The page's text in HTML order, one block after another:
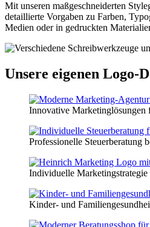
Mit unseren maßgeschneiderten
detaillierte Vorgaben zu Farben,
Medien oder in gedruckten
Unsere eigenen Logo-
Innovative Marketinglösungen
Professionelle Steuerberatung
Individuelle
Kinder- und